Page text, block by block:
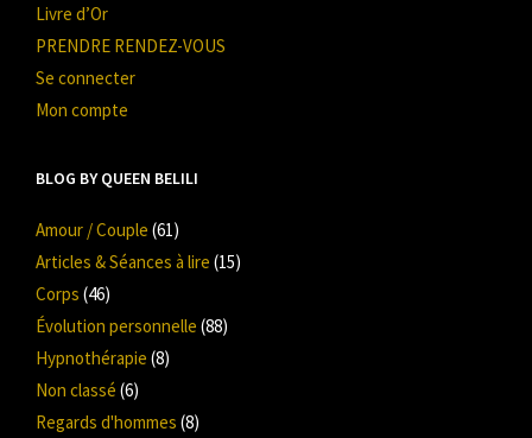
Livre d’Or
PRENDRE RENDEZ-VOUS
Se connecter
Mon compte
BLOG BY QUEEN BELILI
Amour / Couple (61)
Articles & Séances à lire (15)
Corps (46)
Évolution personnelle (88)
Hypnothérapie (8)
Non classé (6)
Regards d'hommes (8)